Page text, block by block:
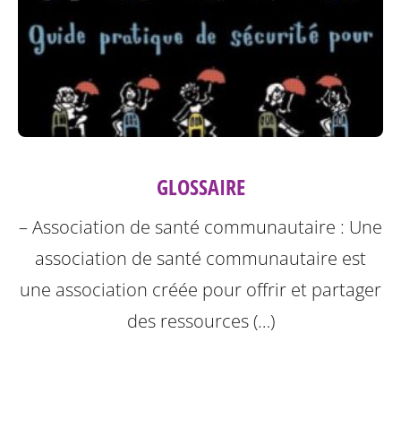
GLOSSAIRE
– Association de santé communautaire : Une
association de santé communautaire est
une association créée pour offrir et partager
des ressources (…)